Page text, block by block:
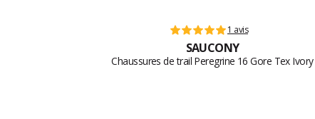
1 avis
SAUCONY
Chaussures de trail Peregrine 16 Gore Tex Ivory